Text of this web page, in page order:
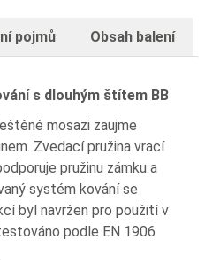
pojmů Obsah balení
s dlouhým štítem BB
mosazi zaujme
Zvedací pružina vrací
pružinu zámku a
systém kování se
byl navržen pro použití v
podle EN 1906